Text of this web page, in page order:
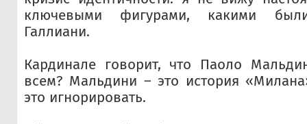
ключевыми фигурами, какими
Галлиани.
Кардинале говорит, что Паоло
всем? Мальдини – это история
это игнорировать.